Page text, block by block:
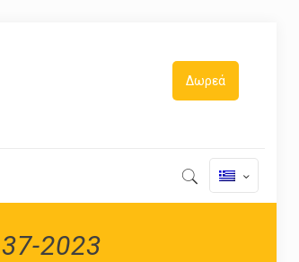
Δωρεά
2023